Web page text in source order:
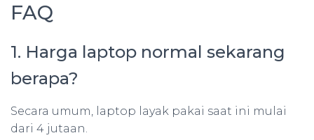
FAQ
1. Harga laptop normal sekarang
berapa?
Secara umum, laptop layak pakai saat ini mulai
dari 4 jutaan.